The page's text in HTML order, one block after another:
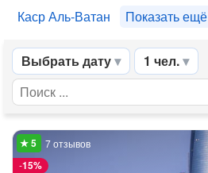
Каср Аль-Ватан
Показать ещё
Выбрать дату 1 чел.
-15%
7 отзывов